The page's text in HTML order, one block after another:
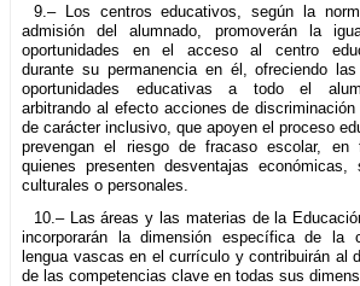
9.– Los centros educativos, según la
admisión del alumnado, promoverán la
oportunidades en el acceso al centro
durante su permanencia en él, ofreciendo
oportunidades educativas a todo el
arbitrando al efecto acciones de discriminación
de carácter inclusivo, que apoyen el proceso
prevengan el riesgo de fracaso escolar, en
quienes presenten desventajas económicas,
culturales o personales.
10.– Las áreas y las materias de la
incorporarán la dimensión específica de la
lengua vascas en el currículo y contribuirán al
de las competencias clave en todas sus